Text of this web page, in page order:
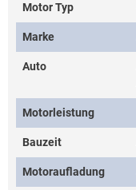
Motor Typ
Marke
Auto
Motorleistung
Bauzeit
Motoraufladung